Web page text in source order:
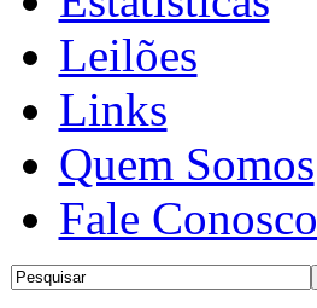
Leilões
Links
Quem Somos
Fale Conosco